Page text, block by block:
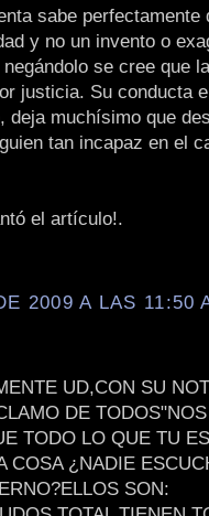
sabe perfectamente
y no un invento o
se cree que
justicia. Su conducta
deja muchísimo que
tan incapaz en el
el artículo!.
2009 A LAS 11:50
UD,CON SU
DE
TODO LO QUE TU
COSA ¿NADIE
SON: